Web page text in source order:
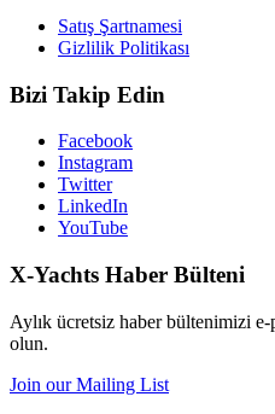
Satış Şartnamesi
Gizlilik Politikası
Bizi Takip Edin
Facebook
Instagram
Twitter
LinkedIn
YouTube
X-Yachts Haber Bülteni
Aylık ücretsiz haber bültenimizi
olun.
Join our Mailing List